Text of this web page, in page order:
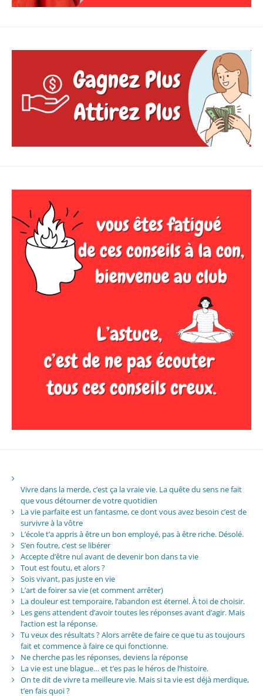
Vivre dans la merde, c’est ça la vraie vie. La quête du sens ne fait
que vous détourner de votre quotidien
La vie parfaite est un fantasme, ce dont vous avez besoin c’est de
survivre à la vôtre
L’école t’a appris à être un bon employé, pas à être riche. Désolé.
S’en foutre, c’est se libérer
Accepte d’être nul avant de devenir bon dans ta vie
Tout est foutu, et alors ?
Sois vivant, pas juste en vie
L’art de foirer sa vie (et comment arrêter)
La douleur est temporaire, l’abandon est éternel. À toi de choisir.
Les gens attendent d’avoir toutes les réponses avant d’agir. Mais
l’action est la réponse.
Tu veux des résultats ? Alors arrête de faire ce que tu as toujours
fait et commence à faire ce qui fonctionne.
Ne cherche pas les réponses, deviens la réponse
La vie est une blague… et t’es pas le héros de l’histoire.
On te dit de vivre ta meilleure vie. Mais si ta vie est déjà merdique,
t’en fais quoi ?